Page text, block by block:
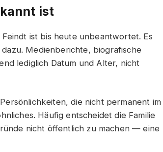
ist
ist bis heute unbeantwortet. Es
Medienberichte, biografische
lediglich Datum und Alter, nicht
die nicht permanent im
Häufig entscheidet die Familie
nicht öffentlich zu machen — eine